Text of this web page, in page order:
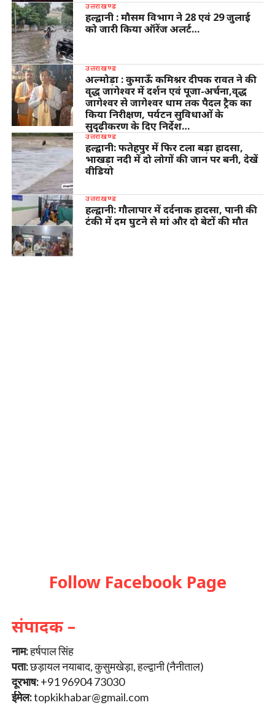
उत्तराखण्ड
हल्द्वानी : मौसम विभाग ने 28 एवं 29 जुलाई
को जारी किया ऑरेंज अलर्ट…
उत्तराखण्ड
अल्मोड़ा : कुमाऊँ कमिश्नर दीपक रावत ने की
वृद्ध जागेश्वर में दर्शन एवं पूजा-अर्चना,वृद्ध
जागेश्वर से जागेश्वर धाम तक पैदल ट्रैक का
किया निरीक्षण, पर्यटन सुविधाओं के
सुदृढ़ीकरण के दिए निर्देश…
उत्तराखण्ड
हल्द्वानी: फतेहपुर में फिर टला बड़ा हादसा,
भाखड़ा नदी में दो लोगों की जान पर बनी, देखें
वीडियो
उत्तराखण्ड
हल्द्वानी: गौलापार में दर्दनाक हादसा, पानी की
टंकी में दम घुटने से मां और दो बेटों की मौत
Follow Facebook Page
संपादक –
नाम:हर्षपाल सिंह
पता:छड़ायल नयाबाद, कुसुमखेड़ा, हल्द्वानी (नैनीताल)
दूरभाष:+91 96904 73030
ईमेल:topkikhabar@gmail.com